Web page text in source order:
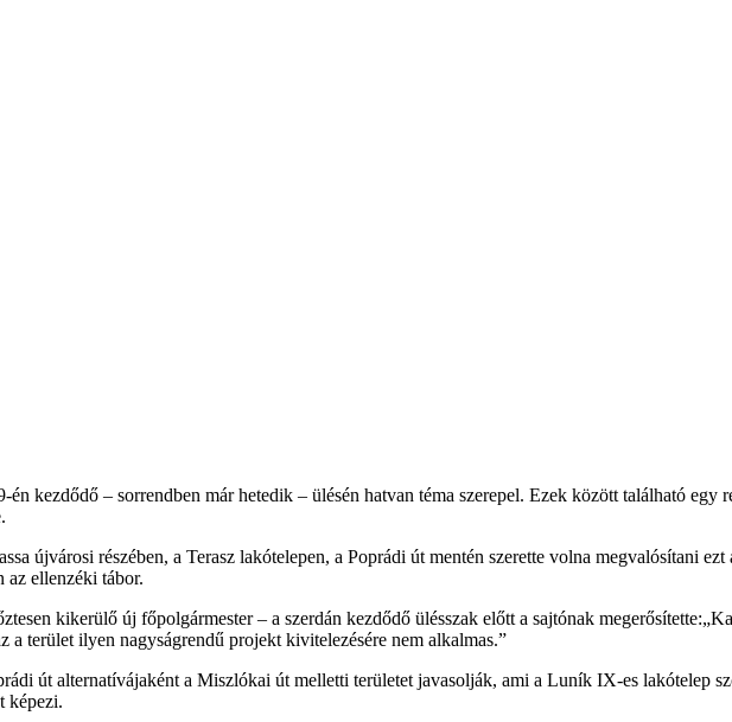
kezdődő – sorrendben már hetedik – ülésén hatvan téma szerepel. Ezek között található egy
újvárosi részében, a Terasz lakótelepen, a Poprádi út mentén szerette volna megvalósítani
az ellenzéki tábor.
kikerülő új főpolgármester – a szerdán kezdődő ülésszak előtt a sajtónak
a terület ilyen nagyságrendű projekt kivitelezésére nem alkalmas.”
út alternatívájaként a Miszlókai út melletti területet javasolják, ami a Luník IX-es lakótelep
képezi.